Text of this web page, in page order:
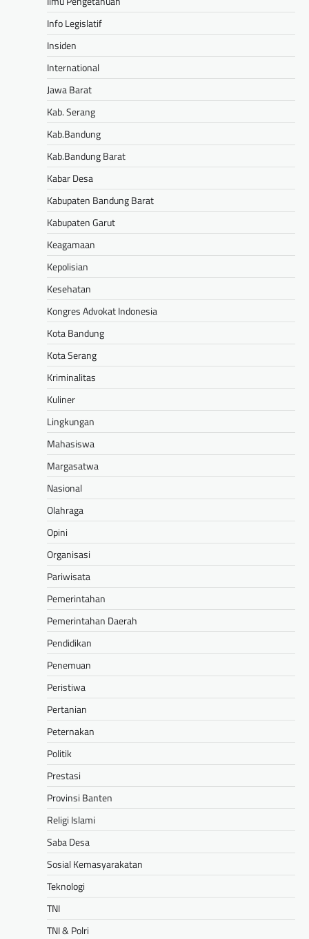
Info Legislatif
Insiden
International
Jawa Barat
Kab. Serang
Kab.Bandung
Kab.Bandung Barat
Kabar Desa
Kabupaten Bandung Barat
Kabupaten Garut
Keagamaan
Kepolisian
Kesehatan
Kongres Advokat Indonesia
Kota Bandung
Kota Serang
Kriminalitas
Kuliner
Lingkungan
Mahasiswa
Margasatwa
Nasional
Olahraga
Opini
Organisasi
Pariwisata
Pemerintahan
Pemerintahan Daerah
Pendidikan
Penemuan
Peristiwa
Pertanian
Peternakan
Politik
Prestasi
Provinsi Banten
Religi Islami
Saba Desa
Sosial Kemasyarakatan
Teknologi
TNI
TNI & Polri